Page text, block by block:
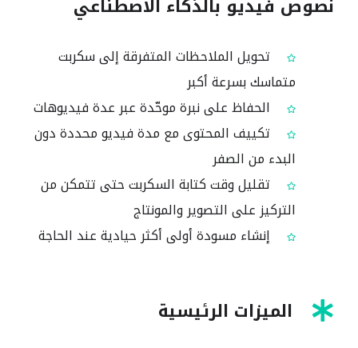
نصوص فيديو بالذكاء الاصطناعي
تحويل الملاحظات المتفرقة إلى سكربت
متماسك بسرعة أكبر
الحفاظ على نبرة موحّدة عبر عدة فيديوهات
تكييف المحتوى مع مدة فيديو محددة دون
البدء من الصفر
تقليل وقت كتابة السكربت حتى تتمكن من
التركيز على التصوير والمونتاج
إنشاء مسودة أولى أكثر حيادية عند الحاجة
الميزات الرئيسية